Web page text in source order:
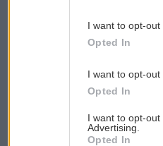
I want to opt-out
Opted In
I want to opt-out
Opted In
I want to opt-
Advertising.
Opted In